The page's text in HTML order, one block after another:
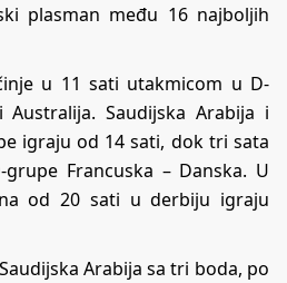
plasman među 16 najboljih
u 11 sati utakmicom u D-
Saudijska Arabija i
igraju od 14 sati, dok tri sata
Francuska – Danska. U
od 20 sati u derbiju igraju
Arabija sa tri boda, po